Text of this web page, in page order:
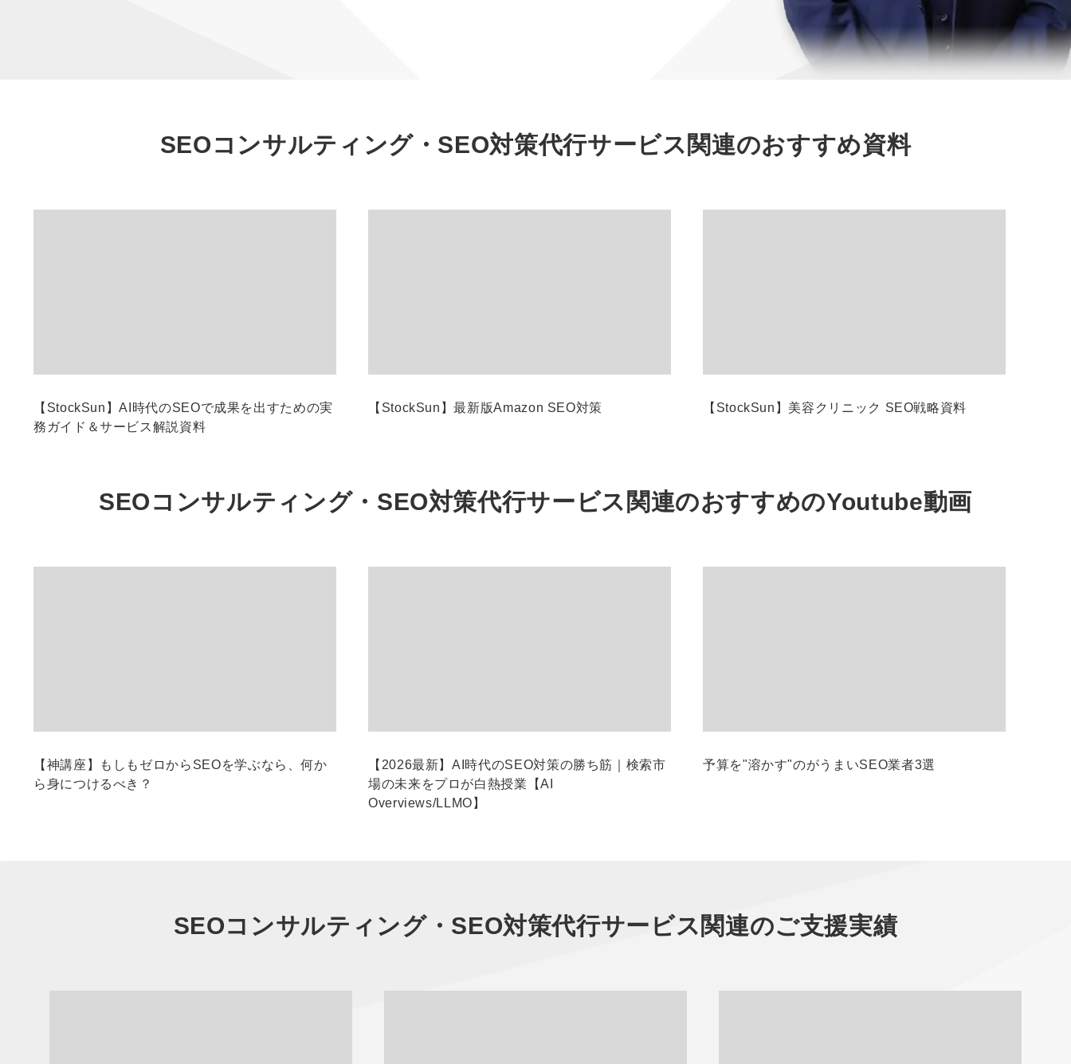
常勤監査役
募集要項一覧
SEOコンサルティング・SEO対策代行サービス 関連のおすすめ資料
【StockSun】AI時代のSEOで成果を出すための実
務ガイド＆サービス解説資料
【StockSun】最新版Amazon SEO対策 【StockSun】美容クリニック SEO戦略資料
SEOコンサルティング・SEO対策代行サービス関連のおすすめのYoutube動画
【神講座】もしもゼロからSEOを学ぶなら、何か
ら身につけるべき？
【2026最新】AI時代のSEO対策の勝ち筋｜検索市
場の未来をプロが白熱授業【AI
Overviews/LLMO】
予算を"溶かす"のがうまいSEO業者3選
SEOコンサルティング・SEO対策代行サービス 関連のご支援実績